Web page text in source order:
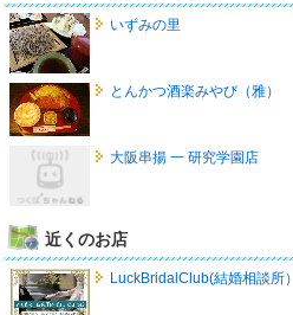
いずみの里
とんかつ酒楽みやび（雅）
大阪串揚 一 研究学園店
近くのお店
LuckBridalClub(結婚相談所）